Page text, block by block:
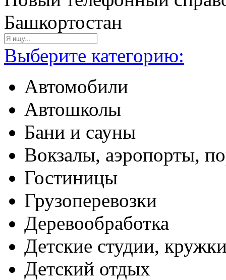
Башкортостан
Выберите категорию:
Автомобили
Автошколы
Бани и сауны
Вокзалы, аэропорты,
Гостиницы
Грузоперевозки
Деревообработка
Детские студии,
Детский отдых